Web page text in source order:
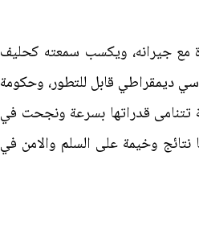
مع جيرانه، ويكسب سمعته كحليف
ديمقراطي قابل للتطور، وحكومة
تتنامى قدراتها بسرعة ونجحت في
وخيمة على السلم والامن في